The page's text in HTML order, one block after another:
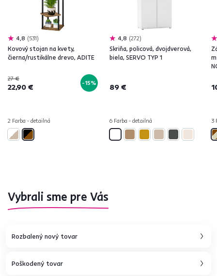
4,8 531
Kovový stojan na kvety,
čierna/rustikálne drevo, ADITE
27 €
22,90 € -15%
2 Farba - detailná
4,8 272
Skriňa, policová, dvojdverová,
biela, SERVO TYP 1
89 €
6 Farba - detailná 3
Vybrali sme pre Vás
Rozbalený nový tovar
Poškodený tovar